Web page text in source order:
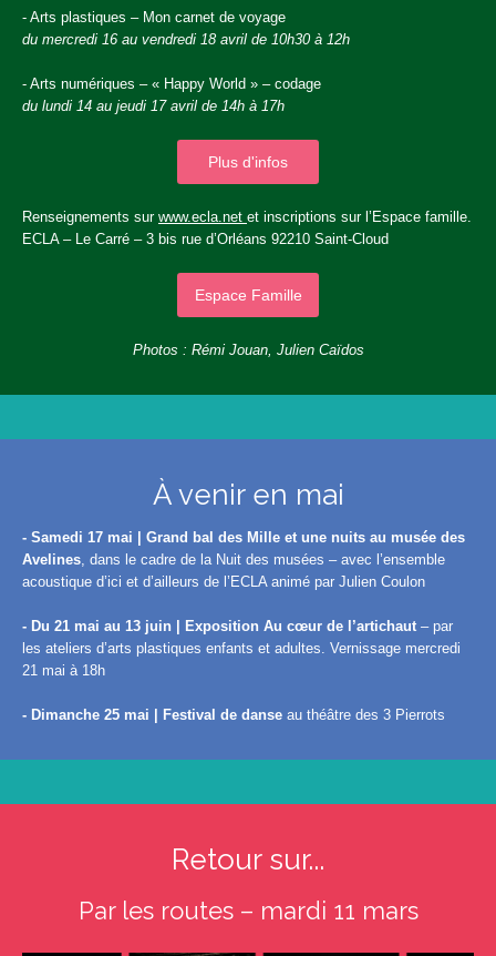
- Arts plastiques – Mon carnet de voyage
du mercredi 16 au vendredi 18 avril de 10h30 à 12h
- Arts numériques – « Happy World » – codage
du lundi 14 au jeudi 17 avril de 14h à 17h
Plus d'infos
Renseignements sur www.ecla.net et inscriptions sur l’Espace famille.
ECLA – Le Carré – 3 bis rue d’Orléans 92210 Saint-Cloud
Espace Famille
Photos : Rémi Jouan, Julien Caïdos
À venir en mai
- Samedi 17 mai | Grand bal des Mille et une nuits au musée des
Avelines , dans le cadre de la Nuit des musées – avec l’ensemble
acoustique d’ici et d’ailleurs de l’ECLA animé par Julien Coulon
- Du 21 mai au 13 juin | Exposition Au cœur de l’artichaut – par
les ateliers d’arts plastiques enfants et adultes. Vernissage mercredi
21 mai à 18h
- Dimanche 25 mai | Festival de danse au théâtre des 3 Pierrots
Retour sur...
Par les routes – mardi 11 mars